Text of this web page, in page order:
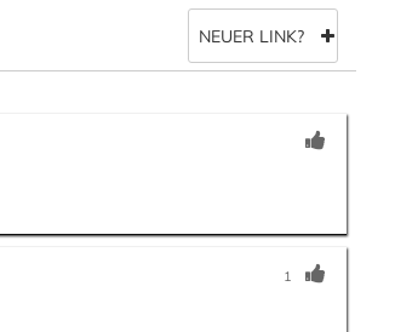
NEUER LINK?
1